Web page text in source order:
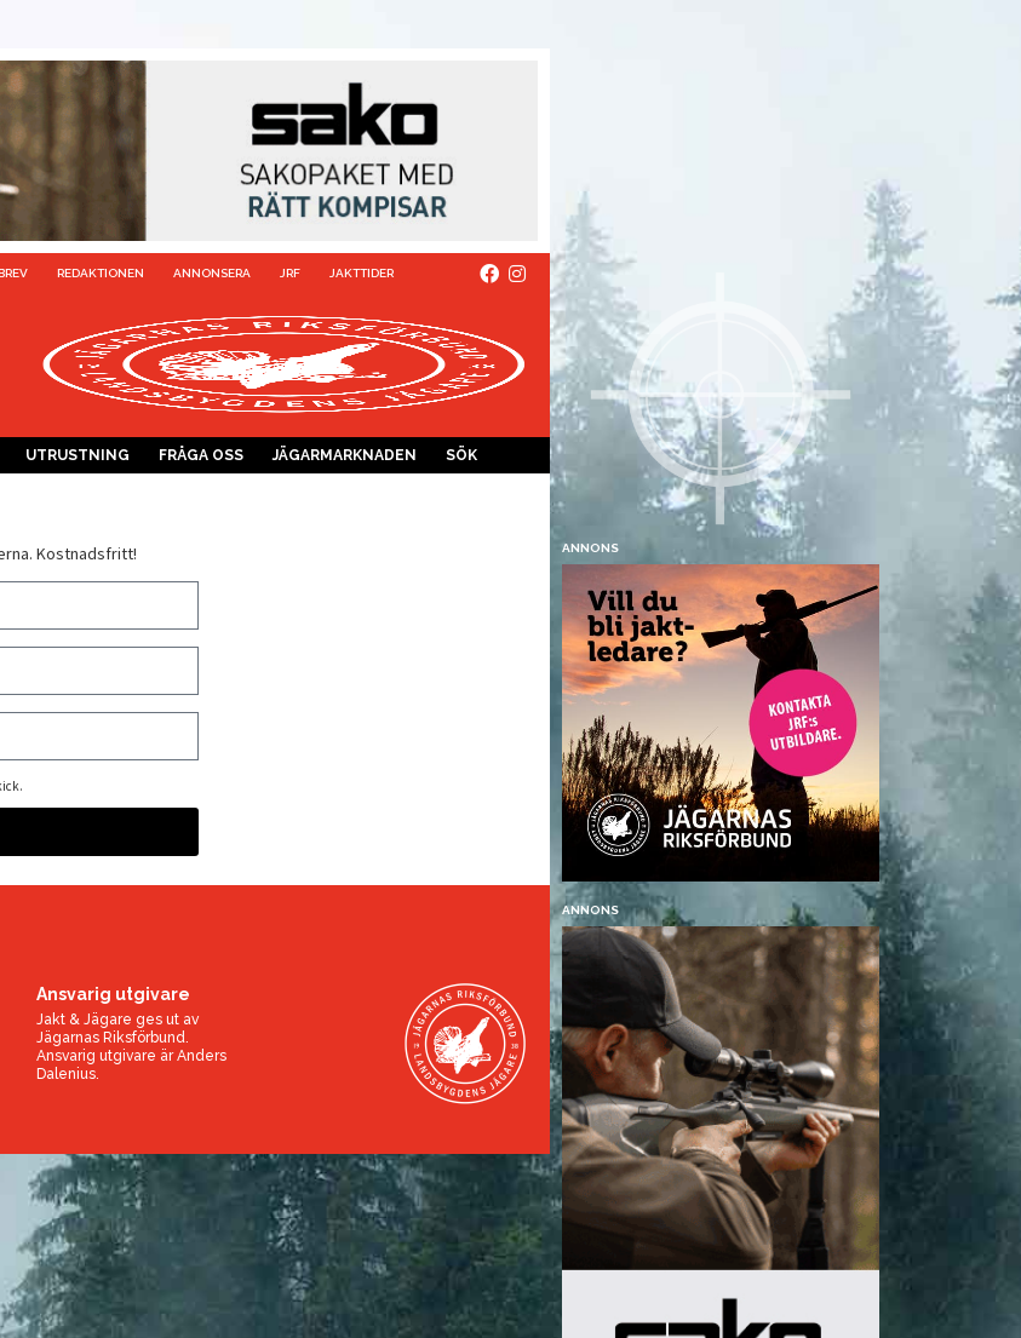
REDAKTIONEN ANNONSERA JRF JAKTTIDER
UTRUSTNING FRÅGA OSS JÄGARMARKNADEN SÖK
Kostnadsfritt!
Ansvarig utgivare
Jakt & Jägare ges ut av
Jägarnas Riksförbund.
Ansvarig utgivare ärAnders
Dalenius.
ANNONS
ANNONS